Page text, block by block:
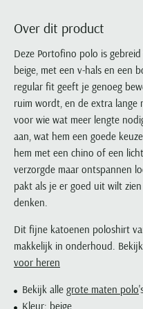
Profuomo
R2
Seidensticker
State of Art
Tommy Hilfiger
Vanguard
Xacus
Populaire kleuren
Zwart overhemd heren
Blauw overhemd heren
Polo Ralph Lauren
Portofino
Profuomo
State of Art
Superdry
Tommy Hilfiger
Vanguard
Grote maten
Grote maten herenmode
Witte polo heren
PME Legend
Portofino
Profuomo
State of Art
Superdry
Thomas Maine
Tommy Hilfiger
Vanguard
William Lockie
Populaire materialen
Katoenen trui
Lamswollen trui
Merino wol trui
PME Legend
Polo Ralph Lauren
Portofino
Replay
Tommy Hilfiger
Tramarossa
Vanguard
Deals
Populaire merk lijnen
Meyer Diego
Polo Ralph Lauren
Portofino
Reset
State of Art
Superdry
Tenson
Tommy Hilfiger
UBR
Vanguard
Grote maten
Grote maten
Bodywarmers
Olymp
Paul & Shark
Polo Ralph Lauren
PME Legend
Profuomo
R2
State of Art
Superdry
Tenson
Tommy Hilfiger
Tramarossa
Alle merken sale
Ledub
Lyle & Scott
Mac
Maerz
Magnanni
Mason's
Mc Alson
Meyer
New Zealand
North 84
Olymp
Over dit product
Deze Portofino polo is
beige, met een v-hals en een
regular fit geeft je genoeg
ruim wordt, en de extra lange
voor wie wat meer lengte
aan, wat hem een goede
hem met een chino of een
verzorgde maar ontspannen
pakt als je er goed uit wilt
denken.
Dit fijne katoenen poloshirt
makkelijk in onderhoud.
voor heren
Bekijk alle grote maten polo
Kleur: beige